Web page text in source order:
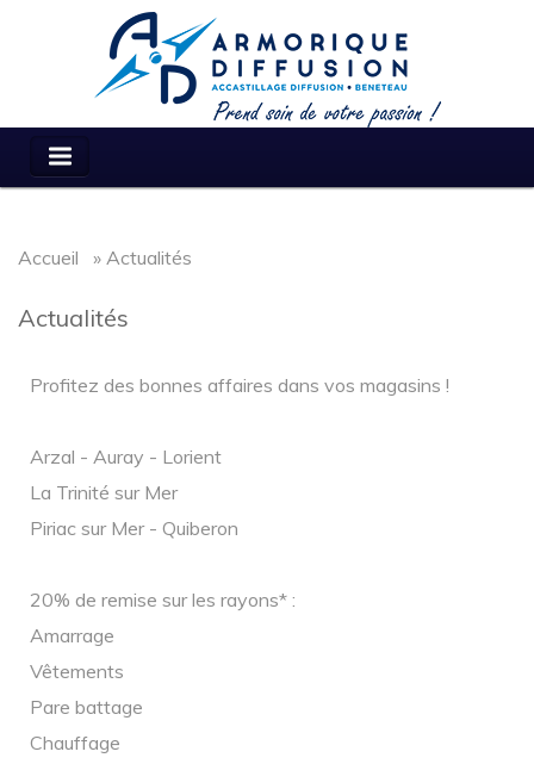
Accueil » Actualités
Actualités
Profitez des bonnes affaires dans vos magasins !
Arzal - Auray - Lorient
La Trinité sur Mer
Piriac sur Mer - Quiberon
20% de remise sur les rayons* :
Amarrage
Vêtements
Pare battage
Chauffage